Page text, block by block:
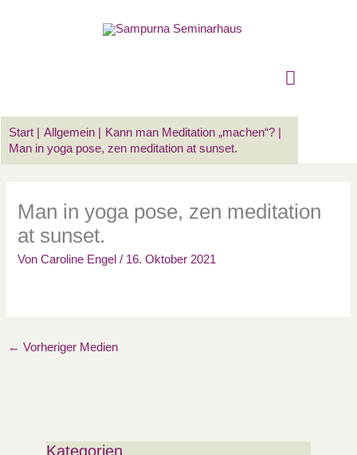
Start Allgemein
Kann man Meditation „machen“?
Man in yoga pose, zen meditation at sunset.
Man in yoga pose, zen meditation
at sunset.
VonCaroline Engel/ 16. Oktober 2021
← Vorheriger Medien
Kategorien